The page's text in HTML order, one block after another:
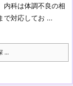
内科は体調不良の相
で対応してお ...
...